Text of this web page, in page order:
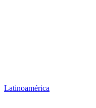
Latinoamérica